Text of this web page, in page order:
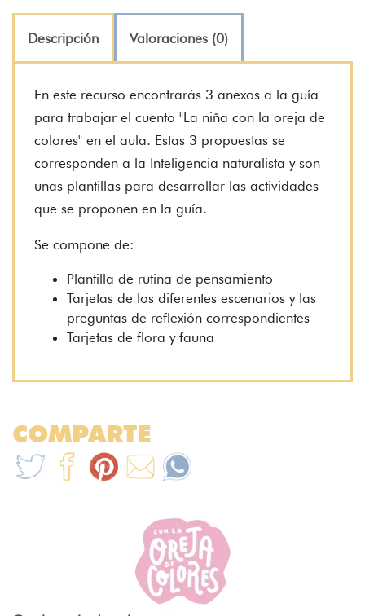
Descripción Valoraciones (0)
En este recurso encontrarás 3 anexos a la guía
para trabajar el cuento "La niña con la oreja de
colores" en el aula. Estas 3 propuestas se
corresponden a la Inteligencia naturalista y son
unas plantillas para desarrollar las actividades
que se proponen en la guía.
Se compone de:
Plantilla de rutina de pensamiento
Tarjetas de los diferentes escenarios y las
preguntas de reflexión correspondientes
Tarjetas de flora y fauna
COMPARTE